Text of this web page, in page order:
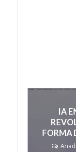
IA
FORMA